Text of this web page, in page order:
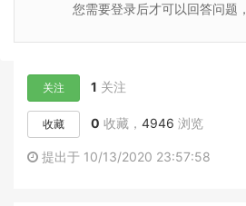
您需要登录后才可以回答问题，
关注 1 关注
收藏 0 收藏， 4946 浏览
提出于 10/13/2020 23:57:58